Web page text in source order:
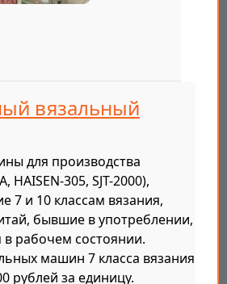
вязальный
для производства
HAISEN-305, SJT-2000),
7 и 10 классам вязания,
бывшие в употреблении,
рабочем состоянии.
машин 7 класса вязания
рублей за единицу.